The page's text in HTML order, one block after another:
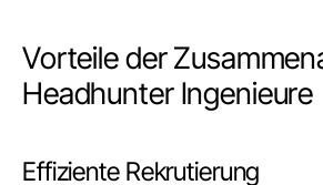
Vorteile der
Headhunter Ingenieure
Effiziente Rekrutierung